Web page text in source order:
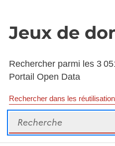
Jeux de
Rechercher parmi les 3
Portail Open Data
Rechercher dans les
Recherche